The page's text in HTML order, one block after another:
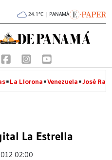
24.1°C | PANAMÁ
La Llorona Venezuela José
La Estrella
02:00